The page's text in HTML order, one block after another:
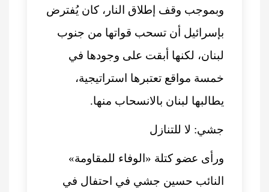
وبموجب وقف إطلاق النار، كان يُفترض
بإسرائيل أن تسحب قواتها من جنوب
لبنان، لكنها أبقت على وجودها في
خمسة مواقع تعتبرها استراتيجية،
يطالبها لبنان بالانسحاب منها.
جشي: لا للتنازل
ورأى عضو كتلة «الوفاء للمقاومة»
النائب حسين جشي في احتفال في